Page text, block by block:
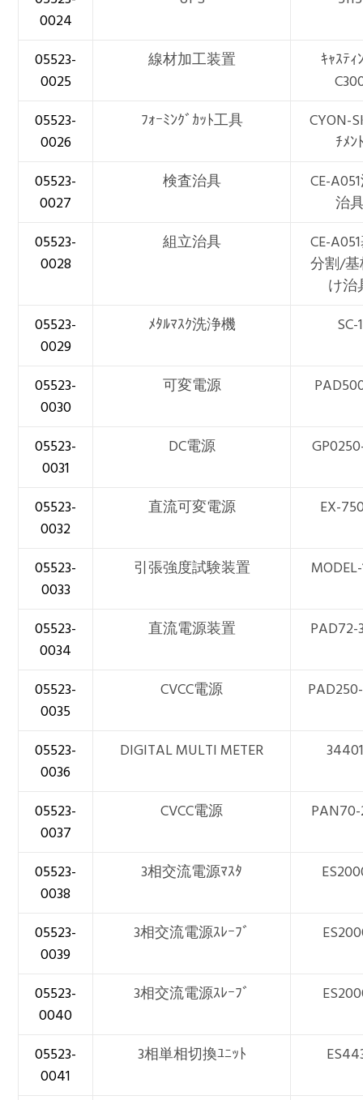
0024
05523-
0025
線材加工装置
ｷｬｽﾃｨ
05523-
0026
ﾌｫｰﾐﾝｸﾞｶｯﾄ工具
CYON-
ﾁﾒﾝ
05523-
0027
検査治具
CE-
治
05523-
0028
組立治具
CE-
分割/
け治
05523-
0029
ﾒﾀﾙﾏｽｸ洗浄機 SC-1
05523-
0030
可変電源
05523-
0031
DC電源
05523-
0032
直流可変電源 EX-
05523-
0033
引張強度試験装置
05523-
0034
直流電源装置 PAD72-
05523-
0035
CVCC電源
05523-
0036
DIGITAL MULTI METER
05523-
0037
CVCC電源
05523-
0038
3相交流電源ﾏｽﾀ
05523-
0039
3相交流電源ｽﾚｰﾌﾞ
05523-
0040
3相交流電源ｽﾚｰﾌﾞ
05523-
0041
3相単相切換ﾕﾆｯﾄ